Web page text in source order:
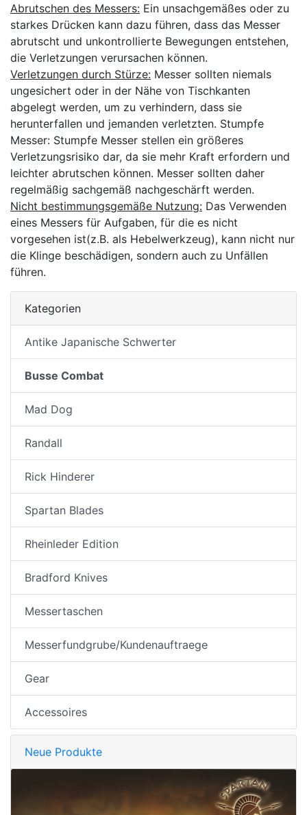
Abrutschen des Messers: Ein unsachgemäßes oder zu
starkes Drücken kann dazu führen, dass das Messer
abrutscht und unkontrollierte Bewegungen entstehen,
die Verletzungen verursachen können.
Verletzungen durch Stürze: Messer sollten niemals
ungesichert oder in der Nähe von Tischkanten
abgelegt werden, um zu verhindern, dass sie
herunterfallen und jemanden verletzten. Stumpfe
Messer: Stumpfe Messer stellen ein größeres
Verletzungsrisiko dar, da sie mehr Kraft erfordern und
leichter abrutschen können. Messer sollten daher
regelmäßig sachgemäß nachgeschärft werden.
Nicht bestimmungsgemäße Nutzung: Das Verwenden
eines Messers für Aufgaben, für die es nicht
vorgesehen ist(z.B. als Hebelwerkzeug), kann nicht nur
die Klinge beschädigen, sondern auch zu Unfällen
führen.
Kategorien
Antike Japanische Schwerter
Busse Combat
Mad Dog
Randall
Rick Hinderer
Spartan Blades
Rheinleder Edition
Bradford Knives
Messertaschen
Messerfundgrube/Kundenauftraege
Gear
Accessoires
Neue Produkte